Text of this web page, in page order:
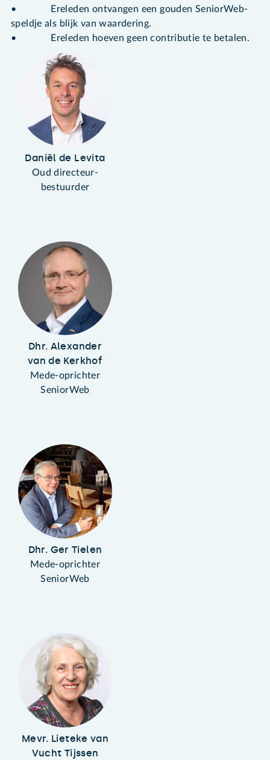
• Ereleden ontvangen een gouden SeniorWeb-
speldje als blijk van waardering.
• Ereleden hoeven geen contributie te betalen.
Daniël de Levita
Oud directeur-
bestuurder
Dhr. Alexander
van de Kerkhof
Mede-oprichter
SeniorWeb
Dhr. Ger Tielen
Mede-oprichter
SeniorWeb
Mevr. Lieteke van
Vucht Tijssen